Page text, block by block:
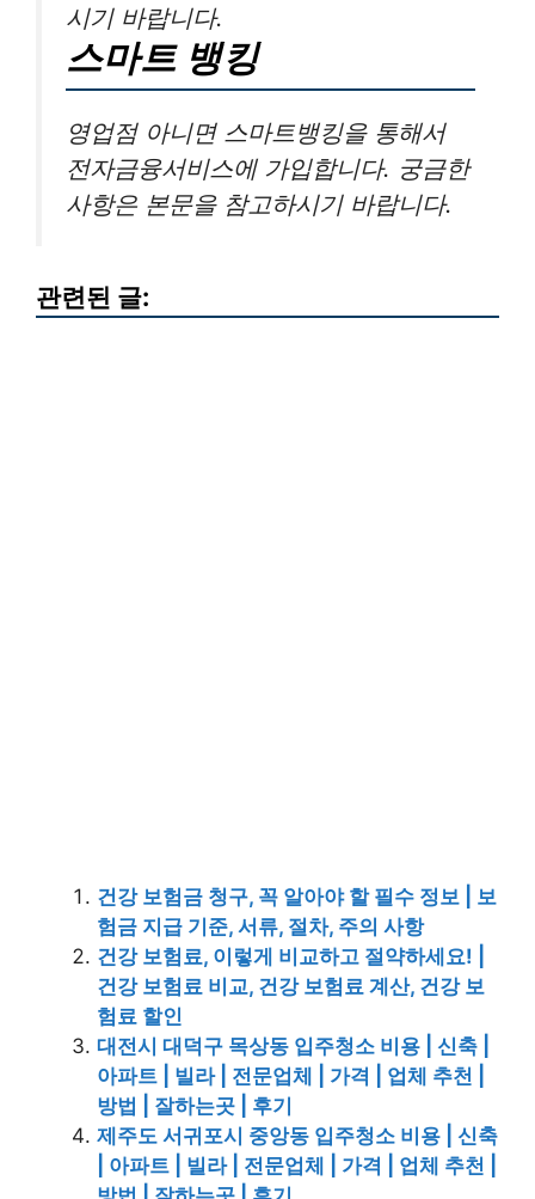
시기 바랍니다.
스마트 뱅킹
영업점 아니면 스마트뱅킹을 통해서
전자금융서비스에 가입합니다. 궁금한
사항은 본문을 참고하시기 바랍니다.
관련된 글:
건강 보험금 청구, 꼭 알아야 할 필수 정보 | 보
험금 지급 기준, 서류, 절차, 주의 사항
건강 보험료, 이렇게 비교하고 절약하세요! |
건강 보험료 비교, 건강 보험료 계산, 건강 보
험료 할인
대전시 대덕구 목상동 입주청소 비용 | 신축 |
아파트 | 빌라 | 전문업체 | 가격 | 업체 추천 |
방법 | 잘하는곳 | 후기
제주도 서귀포시 중앙동 입주청소 비용 | 신축
| 아파트 | 빌라 | 전문업체 | 가격 | 업체 추천 |